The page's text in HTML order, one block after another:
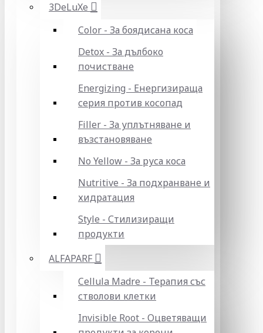
3DeLuXe
Color - За боядисана коса
Detox - За дълбоко
почистване
Energizing - Енергизираща
серия против косопад
Filler - За уплътняване и
възстановяване
No Yellow - За руса коса
Nutritive - За подхранване и
хидратация
Style - Стилизиращи
продукти
ALFAPARF
Cellula Madre - Терапия със
стволови клетки
Invisible Root - Оцветяващи